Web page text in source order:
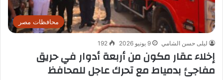
محافظات مصر
ليلى حسن الشامي 9 يونيو 2026 192
إخلاء عقار مكون من أربعة أدوار في حريق
مفاجئ بدمياط مع تحرك عاجل للمحافظ